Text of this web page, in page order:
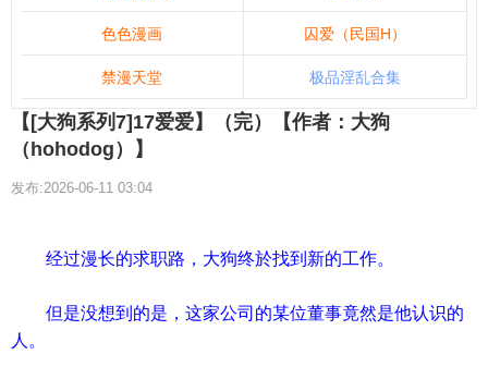
色色漫画 囚爱（民国H）
禁漫天堂 极品淫乱合集
【[大狗系列7]17爱爱】（完）【作者：大狗
（hohodog）】
发布:2026-06-11 03:04
经过漫长的求职路，大狗终於找到新的工作。
但是没想到的是，这家公司的某位董事竟然是他认识的
人。